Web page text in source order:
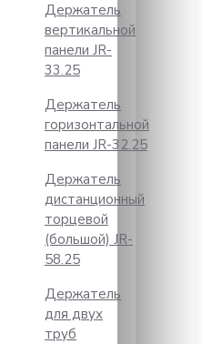
Держатель
вертикальной
панели JR-
33.25
Держатель
горизонтальной
панели JR-32.25
Держатель
дистанционный
торцевой
(большой) JR-
58.25
Держатель
для двух
труб